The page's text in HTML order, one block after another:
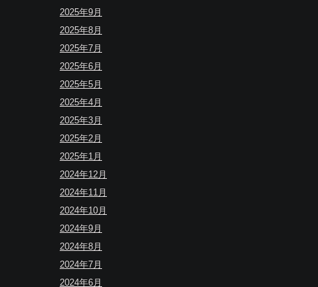
2025年9月
2025年8月
2025年7月
2025年6月
2025年5月
2025年4月
2025年3月
2025年2月
2025年1月
2024年12月
2024年11月
2024年10月
2024年9月
2024年8月
2024年7月
2024年6月